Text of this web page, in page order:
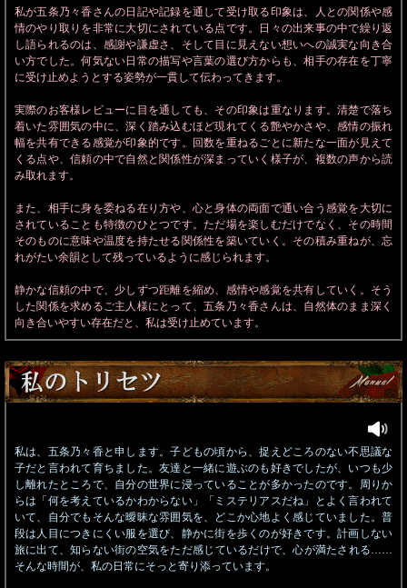
私が五条乃々香さんの日記や記録を通して受け取る印象は、人との関係や感
情のやり取りを非常に大切にされている点です。日々の出来事の中で繰り返
し語られるのは、感謝や謙虚さ、そして目に見えない想いへの誠実な向き合
い方でした。何気ない日常の描写や言葉の選び方からも、相手の存在を丁寧
に受け止めようとする姿勢が一貫して伝わってきます。
実際のお客様レビューに目を通しても、その印象は重なります。清楚で落ち
着いた雰囲気の中に、深く踏み込むほど現れてくる艶やかさや、感情の振れ
幅を共有できる感覚が印象的です。回数を重ねるごとに新たな一面が見えて
くる点や、信頼の中で自然と関係性が深まっていく様子が、複数の声から読
み取れます。
また、相手に身を委ねる在り方や、心と身体の両面で通い合う感覚を大切に
されていることも特徴のひとつです。ただ場を楽しむだけでなく、その時間
そのものに意味や温度を持たせる関係性を築いていく。その積み重ねが、忘
れがたい余韻として残っているように感じられます。
静かな信頼の中で、少しずつ距離を縮め、感情や感覚を共有していく。そう
した関係を求めるご主人様にとって、五条乃々香さんは、自然体のまま深く
向き合いやすい存在だと、私は受け止めています。
私は、五条乃々香と申します。子どもの頃から、捉えどころのない不思議な
子だと言われて育ちました。友達と一緒に遊ぶのも好きでしたが、いつも少
し離れたところで、自分の世界に浸っていることが多かったのです。周りか
らは「何を考えているかわからない」「ミステリアスだね」とよく言われて
いて、自分でもそんな曖昧な雰囲気を、どこか心地よく感じていました。普
段は人目につきにくい服を選び、静かに街を歩くのが好きです。計画しない
旅に出て、知らない街の空気をただ感じているだけで、心が満たされる……
そんな時間が、私の日常にそっと寄り添っています。